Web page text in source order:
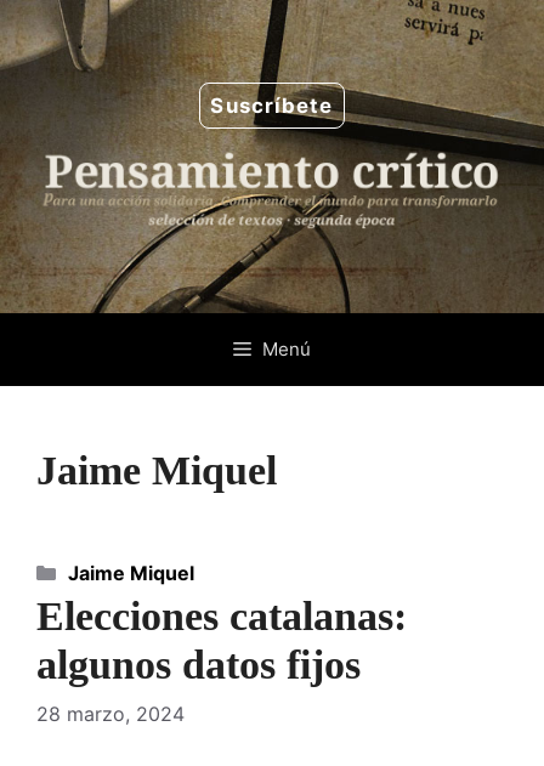
Saltar
al
contenido
Suscríbete
Menú
Jaime Miquel
Elecciones catalanas:
algunos datos fijos
28 marzo, 2024
Categorías
Jaime Miquel